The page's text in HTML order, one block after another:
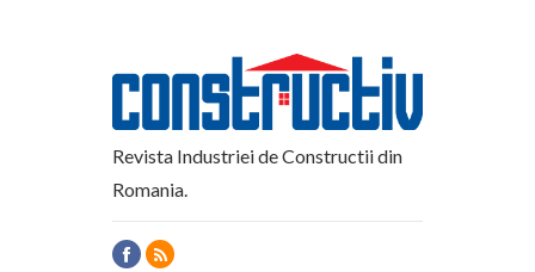
Revista Industriei de Constructii din
Romania.